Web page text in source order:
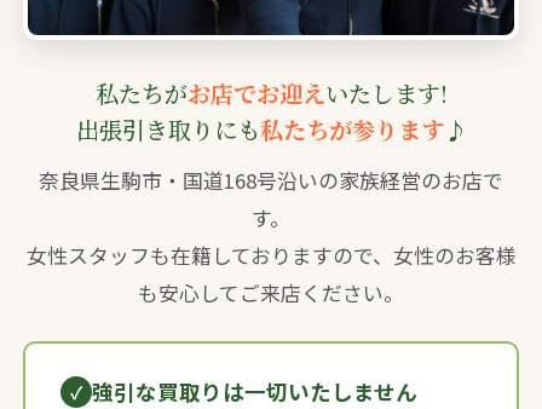
私たちがお店でお迎えいたします!
出張引き取りにも私たちが参ります♪
奈良県生駒市・国道168号沿いの家族経営のお店で
す。
女性スタッフも在籍しておりますので、女性のお客様
も安心してご来店ください。
強引な買取りは一切いたしません